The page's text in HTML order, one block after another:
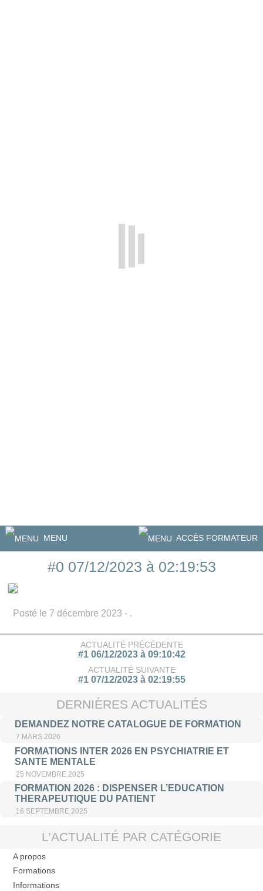
MENU ACCÈS FORMATEUR
#0 07/12/2023 à 02:19:53
Posté le 7 décembre 2023 - .
ACTUALITÉ PRÉCÉDENTE
#1 06/12/2023 à 09:10:42
ACTUALITÉ SUIVANTE
#1 07/12/2023 à 02:19:55
DERNIÈRES ACTUALITÉS
DEMANDEZ NOTRE CATALOGUE DE FORMATION
7 MARS 2026
FORMATIONS INTER 2026 EN PSYCHIATRIE ET
SANTE MENTALE
25 NOVEMBRE 2025
FORMATION 2026 : DISPENSER L’EDUCATION
THERAPEUTIQUE DU PATIENT
16 SEPTEMBRE 2025
L’ACTUALITÉ PAR CATÉGORIE
A propos
Formations
Informations